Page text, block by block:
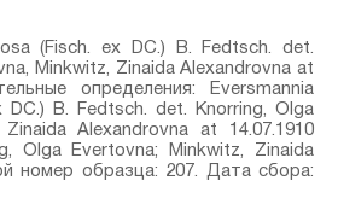
(Fisch. ex DC.) B. Fedtsch.⁣ det.
Minkwitz, Zinaida Alexandrovna at
определения: Eversmannia
DC.) B. Fedtsch.⁣ det. Knorring, Olga
Alexandrovna at 14.07.1910
Olga Evertovna; Minkwitz, Zinaida
номер образца: 207. Дата сбора: